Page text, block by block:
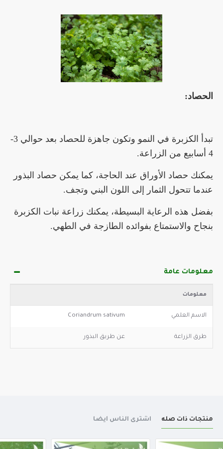
الحصاد:
تبدأ الكزبرة في النمو وتكون جاهزة للحصاد بعد حوالي 3-
4 أسابيع من الزراعة.
يمكنك حصاد الأوراق عند الحاجة، كما يمكن حصاد البذور
عندما تتحول الثمار إلى اللون البني وتجف.
بفضل هذه الرعاية البسيطة، يمكنك زراعة نبات الكزبرة
بنجاح والاستمتاع بفوائده الطازجة في الطهي.
معلومات عامة
معلومات
الاسم العلمي Coriandrum sativum
طرق الزراعة عن طريق البذور
منتجات ذات صله اشترى الناس أيضا